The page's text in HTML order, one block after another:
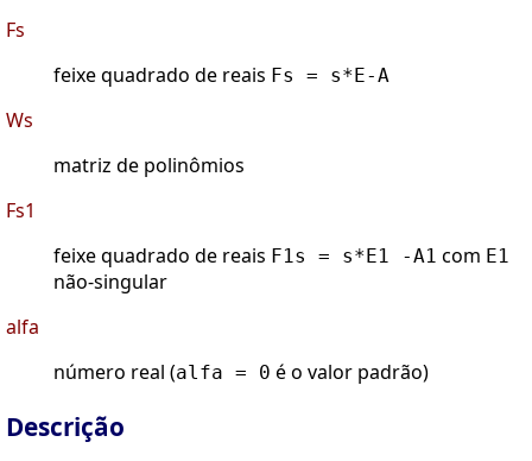
Fs
feixe quadrado de reais Fs = s*E-A
Ws
matriz de polinômios
Fs1
feixe quadrado de reais F1s = s*E1 -A1 com E1
não-singular
alfa
número real (alfa = 0 é o valor padrão)
Descrição